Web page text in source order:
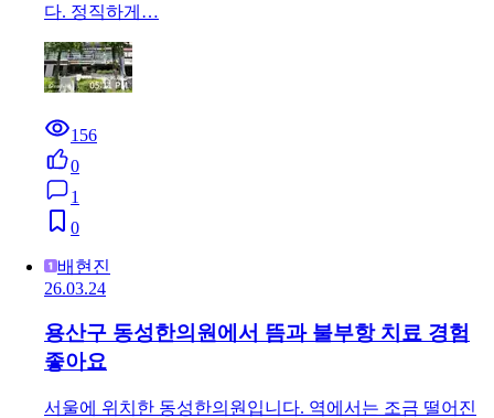
다. 정직하게…
156
0
1
0
배현진
26.03.24
용산구 동성한의원에서 뜸과 불부항 치료 경험
좋아요
서울에 위치한 동성한의원입니다. 역에서는 조금 떨어진